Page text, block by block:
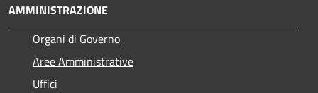
AMMINISTRAZIONE
Organi di Governo
Aree Amministrative
Uffici